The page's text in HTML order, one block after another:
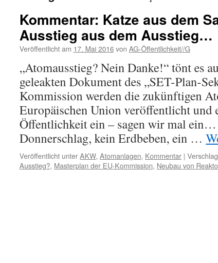
Kommentar: Katze aus dem
Ausstieg aus dem Ausstieg…
Veröffentlicht am 17. Mai 2016von AG-Öffentlichkeit//G
„Atomausstieg? Nein Danke!“ tönt es
geleakten Dokument des „SET-Plan-
Kommission werden die zukünftigen
Europäischen Union veröffentlicht und
Öffentlichkeit ein – sagen wir mal
Donnerschlag, kein Erdbeben, ein …
Veröffentlicht unterAKW, Atomanlagen, Kommentar |
Ausstieg?, Masterplan der EU-Kommission, Neubau von